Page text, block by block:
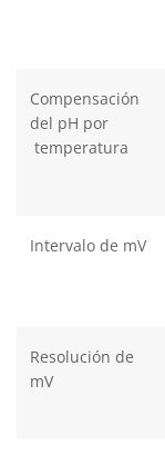
Compensación
del pH por
temperatura
Intervalo de mV
Resolución de
mV